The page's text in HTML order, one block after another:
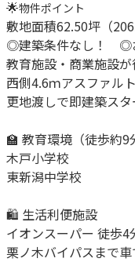
🌟物件ポイント
敷地面積62.50坪（
◎建築条件なし！ ◎
教育施設・商業施設
西側4.6ｍアスファル
更地渡しで即建築スタ
🏫 教育環境（徒歩約9
木戸小学校
東新潟中学校
🛍️ 生活利便施設
イオンスーパー 徒歩4
栗ノ木バイパスまで車